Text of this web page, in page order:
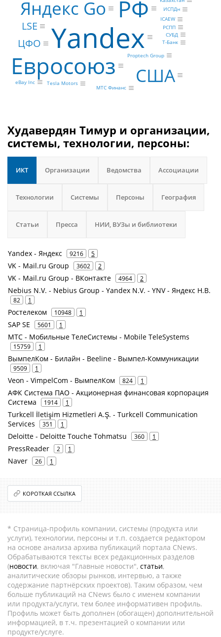
Yandex
РФ
Евросоюз
Яндекс Go
США
LSE
ЦФО
Proptech Group
eBay Inc
Т-Банк
Tesla Motors
МТС Финанс
РСПП
ICAEW
СУБД
ИСПДн
Худавердян Тимур и организации,
системы, технологии, персоны:
ИКТ Организации Ведомства Ассоциации
Технологии Системы Персоны География
Статьи Пресса НИИ, ВУЗы и библиотеки
Yandex - Яндекс 9216 5
VK - Mail.ru Group 3602 2
VK - Mail.ru Group - ВКонтакте 4964 2
Nebius N.V. - Nebius Group - Yandex N.V. - YNV - Яндекс Н.В.
82 1
Ростелеком 10948 1
SAP SE 5601 1
МТС - Мобильные ТелеСистемы - Mobile TeleSystems
15759 1
ВымпелКом - Билайн - Beeline - Вымпел-Коммуникации
9509 1
Veon - VimpelCom - ВымпелКом 824 1
АФК Система ПАО - Акционерная финансовая корпорация
Система
1914 1
Turkcell İletişim Hizmetleri A.Ş. - Turkcell Communication
Services
351 1
Deloitte - Deloitte Touche Tohmatsu 360 1
PressReader 2 1
Naver 26 1
КОРОТКАЯ ССЫЛКА
* Страница-профиль компании, системы (продукта или
услуги), технологии, персоны и т.п. создается редактором
на основе анализа архива публикаций портала CNews.
Обрабатываются тексты всех редакционных разделов
(новости, включая "Главные новости", статьи,
аналитические обзоры рынков, интервью, а также
содержание партнёрских проектов). Таким образом, чем
больше публикаций на CNews было с именем компании
или продукта/услуги, тем более информативен профиль.
Профиль может быть дополнен (обогащен) дополнительной
информацией, в т.ч. презентацией о компании или
продукте/услуге.